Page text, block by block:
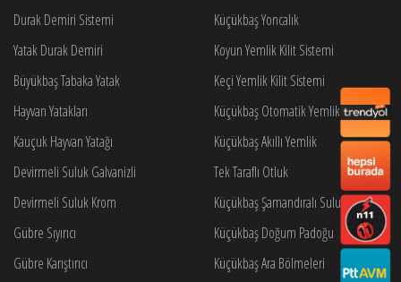
Durak Demiri Sistemi
Yatak Durak Demiri
Büyükbaş Tabaka Yatak
Hayvan Yatakları
Kauçuk Hayvan Yatağı
Devirmeli Suluk Galvanizli
Devirmeli Suluk Krom
Gübre Sıyırıcı
Gübre Karıştırıcı
Küçükbaş Yoncalık
Koyun Yemlik Kilit Sistemi
Keçi Yemlik Kilit Sistemi
Küçükbaş Otomatik Yemlik Kilidi
Küçükbaş Akıllı Yemlik
Tek Taraflı Otluk
Küçükbaş Şamandıralı Suluk
Küçükbaş Doğum Padoğu
Küçükbaş Ara Bölmeleri